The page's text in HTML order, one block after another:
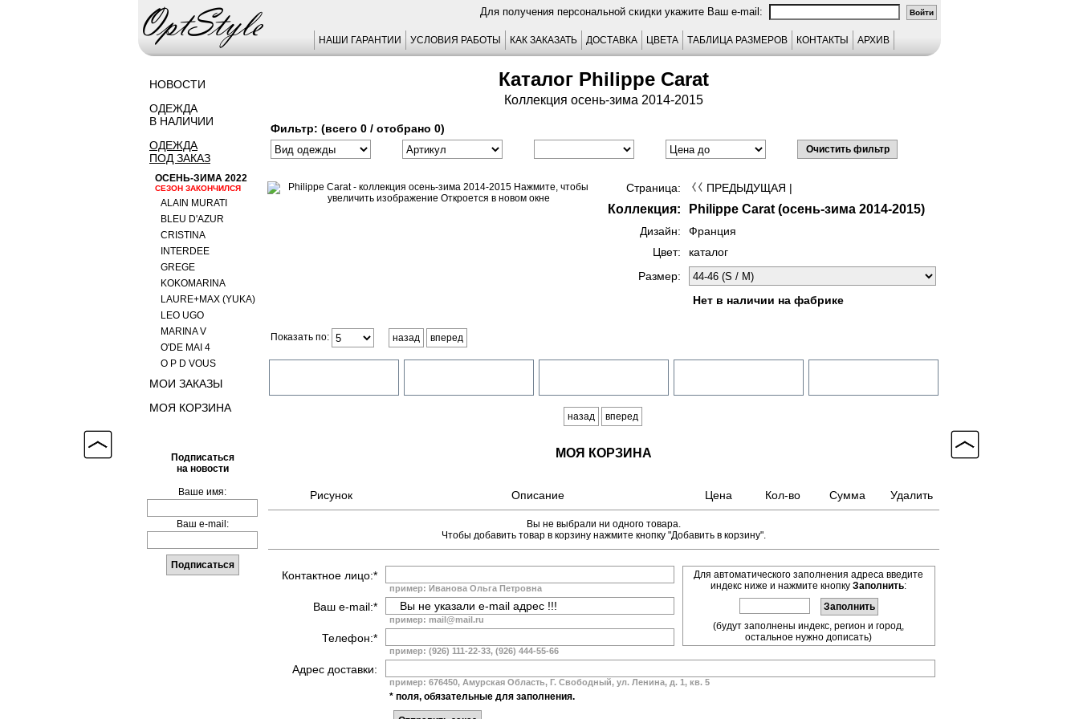
Для получения персональной скидки укажите Ваш e-mail:
НАШИ ГАРАНТИИ УСЛОВИЯ РАБОТЫ КАК ЗАКАЗАТЬ ДОСТАВКА ЦВЕТА ТАБЛИЦА РАЗМЕРОВ КОНТАКТЫ АРХИВ
НОВОСТИ
ОДЕЖДА
В НАЛИЧИИ
ОДЕЖДА
ПОД ЗАКАЗ
ОСЕНЬ-ЗИМА 2022
СЕЗОН ЗАКОНЧИЛСЯ
ALAIN MURATI
BLEU D'AZUR
CRISTINA
INTERDEE
GREGE
KOKOMARINA
LAURE+MAX (YUKA)
LEO UGO
MARINA V
O'DE MAI 4
O P D VOUS
МОИ ЗАКАЗЫ
МОЯ КОРЗИНА
Подписаться
на новости
Ваше имя:
Ваш e-mail:
Каталог Philippe Carat
Коллекция осень-зима 2014-2015
Фильтр: (всего 0 / отобрано 0)
Страница: ПРЕДЫДУЩАЯ |
Коллекция: Philippe Carat (осень-зима 2014-2015)
Дизайн:
Франция
Цвет:
каталог
Размер:
Нет в наличии на фабрике
Показать по: назад вперед
назад вперед
МОЯ КОРЗИНА
Рисунок Описание Цена Кол-во Сумма Удалить
Вы не выбрали ни одного товара.
Чтобы добавить товар в корзину нажмите кнопку "Добавить в корзину".
Контактное лицо:*
Для автоматического заполнения адреса введите
индекс ниже и нажмите кнопку Заполнить:
(будут заполнены индекс, регион и город,
остальное нужно дописать)
пример: Иванова Ольга Петровна
Ваш e-mail:*
пример: mail@mail.ru
Телефон:*
пример: (926) 111-22-33, (926) 444-55-66
Адрес доставки:
пример: 676450, Амурская Область, Г. Свободный, ул. Ленина, д. 1, кв. 5
* поля, обязательные для заполнения.